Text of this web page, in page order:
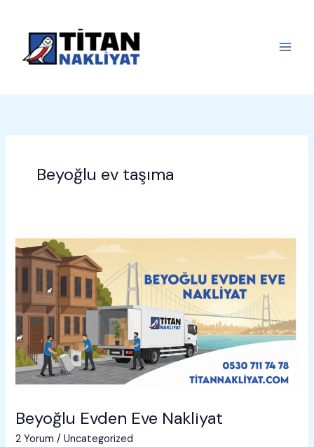
Beyoğlu ev taşıma
Beyoğlu Evden Eve Nakliyat
2 Yorum /Uncategorized